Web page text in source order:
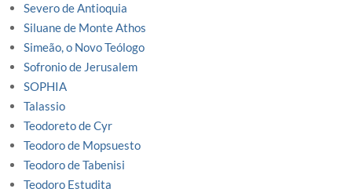
Severo de Antioquia
Siluane de Monte Athos
Simeão, o Novo Teólogo
Sofronio de Jerusalem
SOPHIA
Talassio
Teodoreto de Cyr
Teodoro de Mopsuesto
Teodoro de Tabenisi
Teodoro Estudita